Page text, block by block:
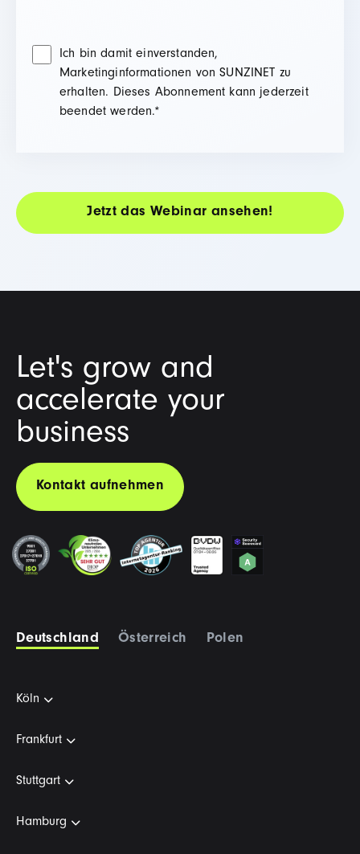
Ich bin damit einverstanden,
Marketinginformationen von SUNZINET zu
erhalten. Dieses Abonnement kann jederzeit
beendet werden.*
Let's grow and
accelerate your
business
Kontakt aufnehmen
Deutschland Österreich Polen
Köln
Frankfurt
Stuttgart
Hamburg